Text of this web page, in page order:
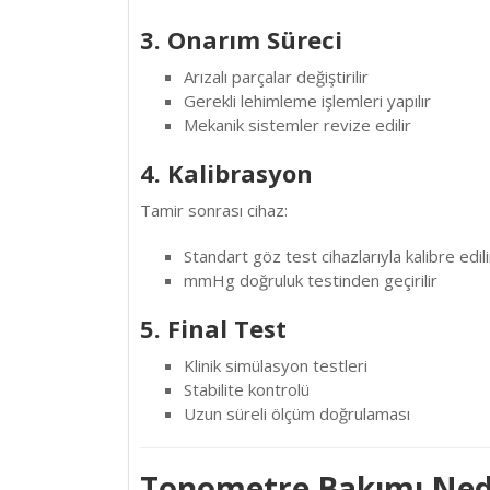
3. Onarım Süreci
Arızalı parçalar değiştirilir
Gerekli lehimleme işlemleri yapılır
Mekanik sistemler revize edilir
4. Kalibrasyon
Tamir sonrası cihaz:
Standart göz test cihazlarıyla kalibre
mmHg doğruluk testinden geçirilir
5. Final Test
Klinik simülasyon testleri
Stabilite kontrolü
Uzun süreli ölçüm doğrulaması